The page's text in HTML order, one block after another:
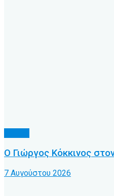
Ο Γιώργος Κόκκινος
7 Αυγούστου 2026